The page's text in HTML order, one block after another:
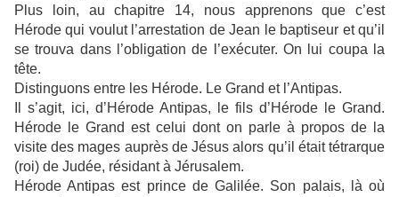
Plus loin, au chapitre 14, nous apprenons que c’est
Hérode qui voulut l’arrestation de Jean le baptiseur et qu’il
se trouva dans l’obligation de l’exécuter. On lui coupa la
tête.
Distinguons entre les Hérode. Le Grand et l’Antipas.
Il s’agit, ici, d’Hérode Antipas, le fils d’Hérode le Grand.
Hérode le Grand est celui dont on parle à propos de la
visite des mages auprès de Jésus alors qu’il était tétrarque
(roi) de Judée, résidant à Jérusalem.
Hérode Antipas est prince de Galilée. Son palais, là où